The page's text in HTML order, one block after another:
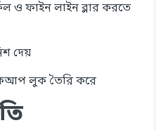
ও ফাইন লাইন ব্লার করতে
দেয়
লুক তৈরি করে